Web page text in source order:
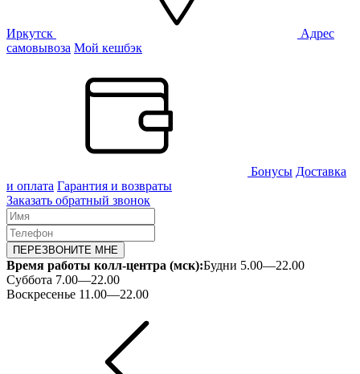
Иркутск
Адрес
самовывоза Мой кешбэк
Бонусы Доставка
и оплата Гарантия и возвраты
Заказать обратный звонок
ПЕРЕЗВОНИТЕ МНЕ
Время работы колл-центра (мск):Будни 5.00—22.00
Суббота 7.00—22.00
Воскресенье 11.00—22.00